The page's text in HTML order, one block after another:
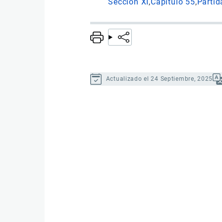
Sección XI Capítulo 55
Actualizado el 24 Septiembre, 2025